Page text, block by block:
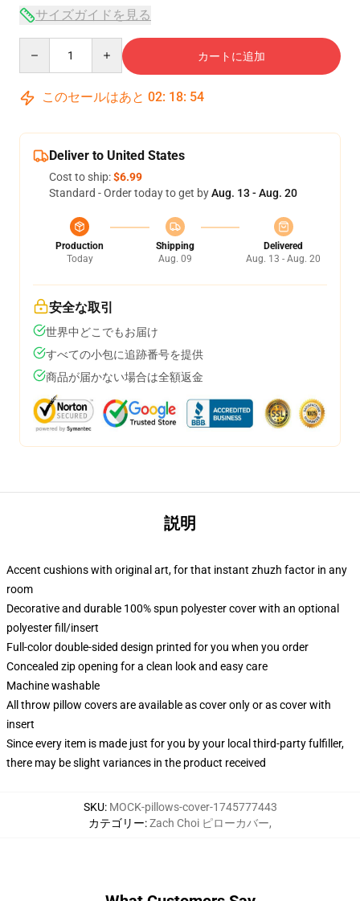
サイズガイドを見る
カートに追加
このセールはあと 02: 18: 53
Deliver to United States
Cost to ship:$6.99
Standard - Order today to get byAug. 13 - Aug. 20
Production
Today
Shipping
Aug. 09
Delivered
Aug. 13 - Aug. 20
安全な取引
世界中どこでもお届け
すべての小包に追跡番号を提供
商品が届かない場合は全額返金
説明
Accent cushions with original art, for that instant zhuzh factor in any
room
Decorative and durable 100% spun polyester cover with an optional
polyester fill/insert
Full-color double-sided design printed for you when you order
Concealed zip opening for a clean look and easy care
Machine washable
All throw pillow covers are available as cover only or as cover with
insert
Since every item is made just for you by your local third-party fulfiller,
there may be slight variances in the product received
SKU: MOCK-pillows-cover-1745777443
カテゴリー:Zach Choi ピローカバー,